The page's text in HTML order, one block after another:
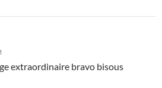
extraordinaire bravo bisous